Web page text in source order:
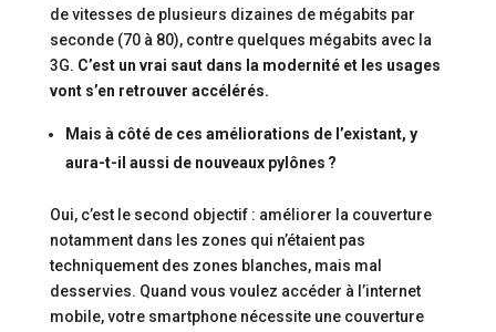
de vitesses de plusieurs dizaines de mégabits par
seconde (70 à 80), contre quelques mégabits avec la
3G. C’est un vrai saut dans la modernité et les usages
vont s’en retrouver accélérés.
Mais à côté de ces améliorations de l’existant, y
aura-t-il aussi de nouveaux pylônes ?
Oui, c’est le second objectif : améliorer la couverture
notamment dans les zones qui n’étaient pas
techniquement des zones blanches, mais mal
desservies. Quand vous voulez accéder à l’internet
mobile, votre smartphone nécessite une couverture